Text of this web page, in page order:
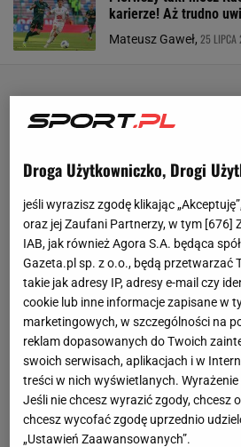
karierze! Aż trudno
Mateusz Gaweł, 25
Droga Użytkowniczko, Drogi
jeśli wyrazisz zgodę klikając
oraz jej Zaufani Partnerzy, w tym [676]
IAB, jak również Agora S.A. będąca
Gazeta.pl sp. z o.o., będą przetwarzać
takie jak adresy IP, adresy e-mail czy
cookie lub inne informacje zapisane w
marketingowych, w szczególności na
reklam dopasowanych do Twoich
swoich serwisach, aplikacjach i w
treści w nich wyświetlanych.
Jeśli nie chcesz wyrazić zgody, chcesz
chcesz wycofać zgodę uprzednio
„Ustawień Zaawansowanych”.